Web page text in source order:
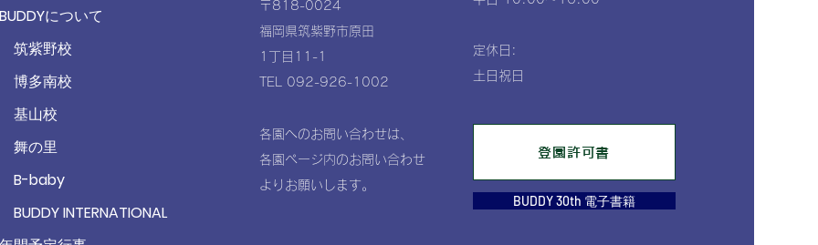
BUDDYについて
筑紫野校
博多南校
基山校
舞の里
B-baby
BUDDY INTERNATIONAL
〒818-0024
福岡県筑紫野市原田
1丁目11-1
TEL 092-926-1002
各園へのお問い合わせは、
各園ページ内のお問い合わせ
よりお願いします。
定休日:
土日祝日
登園許可書
BUDDY 30th 電子書籍